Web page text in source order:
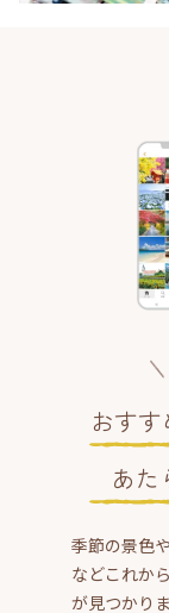
おす
あた
季節の景色
などこれか
が見つかり